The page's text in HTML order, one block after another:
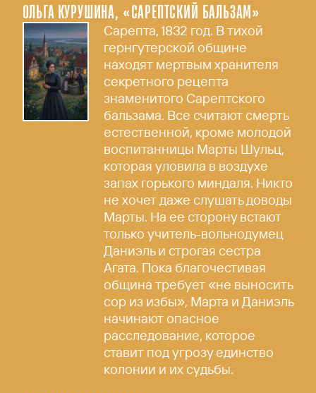
ОЛЬГА КУРУШИНА, «САРЕПТСКИЙ БАЛЬЗАМ»
Сарепта, 1832 год. В тихой
гернгутерской общине
находят мертвым хранителя
секретного рецепта
знаменитого Сарептского
бальзама. Все считают смерть
естественной, кроме молодой
воспитанницы Марты Шульц,
которая уловила в воздухе
запах горького миндаля. Никто
не хочет даже слушать доводы
Марты. На ее сторону встают
только учитель-вольнодумец
Даниэль и строгая сестра
Агата. Пока благочестивая
община требует «не выносить
сор из избы», Марта и Даниэль
начинают опасное
расследование, которое
ставит под угрозу единство
колонии и их судьбы.